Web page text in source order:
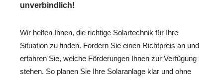
unverbindlich!
Wir helfen Ihnen, die richtige Solartechnik für Ihre
Situation zu finden. Fordern Sie einen Richtpreis an und
erfahren Sie, welche Förderungen Ihnen zur Verfügung
stehen. So planen Sie Ihre Solaranlage klar und ohne